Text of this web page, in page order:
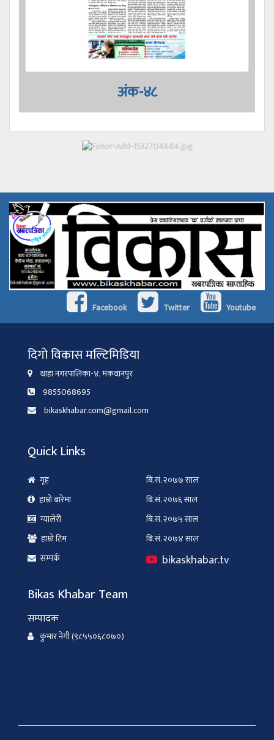
अंक-४८
Facebook Twitter Youtube
दिगो विकास मल्टिमिडिया
थाहा नगरपालिका-४, मकवानपुर
9855068695
bikaskhabar.com@gmail.com
Quick Links
गृह
हाम्रो बारेमा
ग्यालेरी
हाम्रो टिम
सम्पर्क
बि.सं. २०७७ साल
बि.सं. २०७६ साल
बि.सं. २०७५ साल
बि.सं. २०७४ साल
bikaskhabar.tv
Bikas Khabar Team
सम्पादक
कुमार नेगी (९८५५०६८०७०)